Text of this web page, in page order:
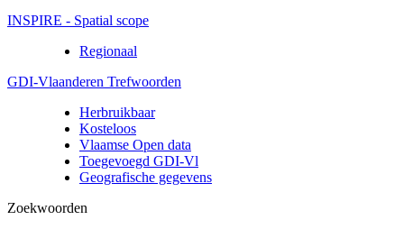
INSPIRE - Spatial scope
Regionaal
GDI-Vlaanderen Trefwoorden
Herbruikbaar
Kosteloos
Vlaamse Open data
Toegevoegd GDI-Vl
Geografische gegevens
Zoekwoorden